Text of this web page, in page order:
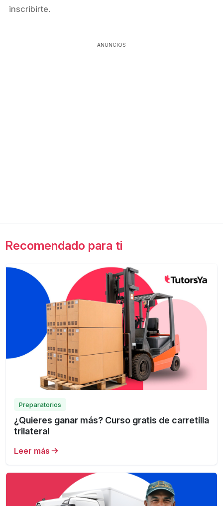
inscribirte.
ANUNCIOS
Recomendado para ti
Preparatorios
¿Quieres ganar más? Curso gratis de carretilla
trilateral
Leer más